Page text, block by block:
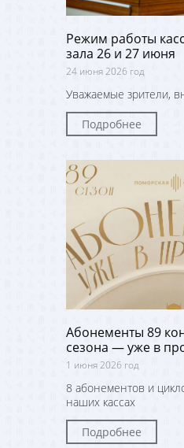
Режим работы
зала 26 и 27 июня
24 июня 2026 год
Уважаемые зрители,
Подробнее
Абонементы 89
сезона — уже в
1 июня 2026 год
8 абонементов и
наших кассах
Подробнее